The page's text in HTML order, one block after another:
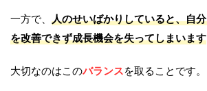
一方で、 人のせいばかりしていると、自
を改善できず成長機会を失ってしまいます
大切なのはこのバランスを取ることです。